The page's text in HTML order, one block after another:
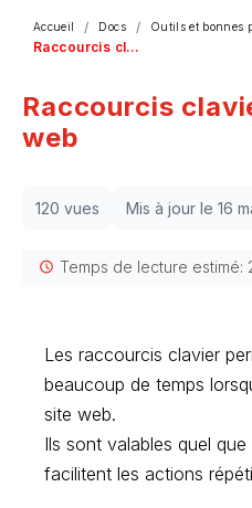
Accueil Docs Outils et bonnes
Raccourcis clavier utiles pour le web
Raccourcis
web
120 vues Mis à jour le 16
Temps de lecture estimé:
Les raccourcis clavier
beaucoup de temps
site web.
Ils sont valables quel que
facilitent les actions